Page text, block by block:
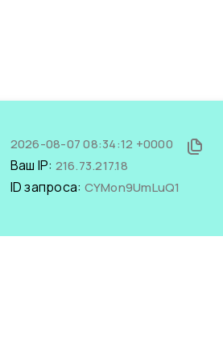
2026-08-07 08:34:12 +0000
Ваш IP: 216.73.217.18
ID запроса: CYMon9UmLuQ1